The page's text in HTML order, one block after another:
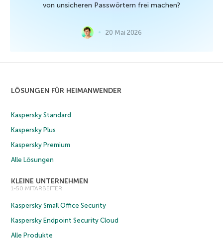
von unsicheren Passwörtern frei machen?
20 Mai 2026
LÖSUNGEN FÜR HEIMANWENDER
Kaspersky Standard
Kaspersky Plus
Kaspersky Premium
Alle Lösungen
KLEINE UNTERNEHMEN
1-50 MITARBEITER
Kaspersky Small Office Security
Kaspersky Endpoint Security Cloud
Alle Produkte